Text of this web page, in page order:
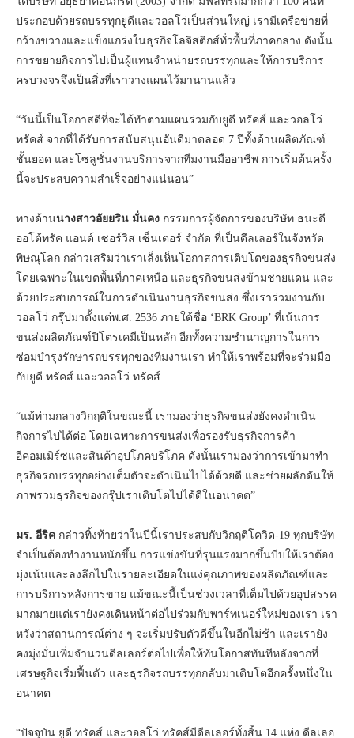
ประกอบด้วยรถบรรทุกยูดีและวอลโว่เป็นส่วนใหญ่ เรามีเครือข่ายที่
กว้างขวางและแข็งแกร่งในธุรกิจโลจิสติกส์ทั่วพื้นที่ภาคกลาง ดังนั้น
การขยายกิจการไปเป็นผู้แทนจำหน่ายรถบรรทุกและให้การบริการ
ครบวงจรจึงเป็นสิ่งที่เราวางแผนไว้มานานแล้ว
“วันนี้เป็นโอกาสดีที่จะได้ทำตามแผนร่วมกับยูดี ทรัคส์ และวอลโว่
ทรัคส์ จากที่ได้รับการสนับสนุนอันดีมาตลอด 7 ปีทั้งด้านผลิตภัณฑ์
ชั้นยอด และโซลูชั่นงานบริการจากทีมงานมืออาชีพ การเริ่มต้นครั้ง
นี้จะประสบความสำเร็จอย่างแน่นอน”
ทางด้านนางสาวอัยยริน มั่นคง กรรมการผู้จัดการของบริษัท ธนะดี
ออโต้ทรัค แอนด์ เซอร์วิส เซ็นเตอร์ จำกัด ที่เป็นดีลเลอร์ในจังหวัด
พิษณุโลก กล่าวเสริมว่าเราเล็งเห็นโอกาสการเติบโตของธุรกิจขนส่ง
โดยเฉพาะในเขตพื้นที่ภาคเหนือ และธุรกิจขนส่งข้ามชายแดน และ
ด้วยประสบการณ์ในการดำเนินงานธุรกิจขนส่ง ซึ่งเราร่วมงานกับ
วอลโว่ กรุ๊ปมาตั้งแต่พ.ศ. 2536 ภายใต้ชื่อ ‘BRK Group’ ที่เน้นการ
ขนส่งผลิตภัณฑ์ปิโตรเคมีเป็นหลัก อีกทั้งความชำนาญการในการ
ซ่อมบำรุงรักษารถบรรทุกของทีมงานเรา ทำให้เราพร้อมที่จะร่วมมือ
กับยูดี ทรัคส์ และวอลโว่ ทรัคส์
“แม้ท่ามกลางวิกฤติในขณะนี้ เรามองว่าธุรกิจขนส่งยังคงดำเนิน
กิจการไปได้ต่อ โดยเฉพาะการขนส่งเพื่อรองรับธุรกิจการค้า
อีคอมเมิร์ซและสินค้าอุปโภคบริโภค ดังนั้นเรามองว่าการเข้ามาทำ
ธุรกิจรถบรรทุกอย่างเต็มตัวจะดำเนินไปได้ด้วยดี และช่วยผลักดันให้
ภาพรวมธุรกิจของกรุ๊ปเราเติบโตไปได้ดีในอนาคต”
มร. อีริค กล่าวทิ้งท้ายว่าในปีนี้เราประสบกับวิกฤติโควิด-19 ทุกบริษัท
จำเป็นต้องทำงานหนักขึ้น การแข่งขันที่รุนแรงมากขึ้นบีบให้เราต้อง
มุ่งเน้นและลงลึกไปในรายละเอียดในแง่คุณภาพของผลิตภัณฑ์และ
การบริการหลังการขาย แม้ขณะนี้เป็นช่วงเวลาที่เต็มไปด้วยอุปสรรค
มากมายแต่เรายังคงเดินหน้าต่อไปร่วมกับพาร์ทเนอร์ใหม่ของเรา เรา
หวังว่าสถานการณ์ต่าง ๆ จะเริ่มปรับตัวดีขึ้นในอีกไม่ช้า และเรายัง
คงมุ่งมั่นเพิ่มจำนวนดีลเลอร์ต่อไปเพื่อให้ทันโอกาสทันทีหลังจากที่
เศรษฐกิจเริ่มฟื้นตัว และธุรกิจรถบรรทุกกลับมาเติบโตอีกครั้งหนึ่งใน
อนาคต
“ปัจจุบัน ยูดี ทรัคส์ และวอลโว่ ทรัคส์มีดีลเลอร์ทั้งสิ้น 14 แห่ง ดีลเลอ